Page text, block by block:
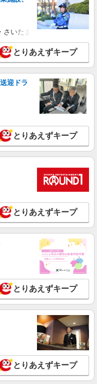
ぎて全私が泣いた≫看護助
円 ＜日払い有/週払い有/交
含む)＞
詳細を見る
不要＆面接なし！駅チカ
円 ＜日払い有/週払い有/交
含む)＞
詳細を見る
時給1550円〜★病院の
円 ＜交通費全支給(ガソリ
詳細を見る
、プライベートも諦めない
円 ＜日払い有/週払い有/交
含む)＞
いたま市岩槻区・久喜市・
とりあえずキープ
迎ドラ
とりあえずキープ
とりあえずキープ
とりあえずキープ
とりあえずキープ